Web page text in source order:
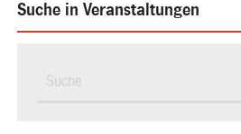
Suche in Veranstaltungen